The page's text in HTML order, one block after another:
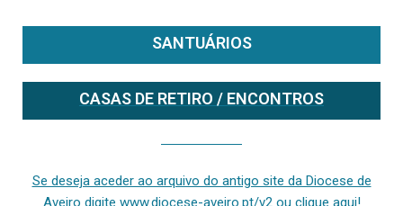
SANTUÁRIOS
CASAS DE RETIRO / ENCONTROS
Se deseja aceder ao arquivo do antigo site da Diocese de
Aveiro digite www.diocese-aveiro.pt/v2 ou clique aqui!